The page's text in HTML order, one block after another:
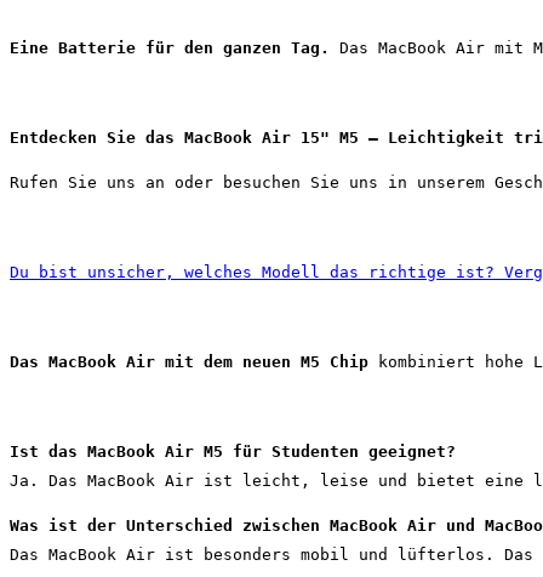
Eine Batterie für den ganzen Tag. Das MacBook Air
Entdecken Sie das MacBook Air 15" M5 – Leichtigkeit
Rufen Sie uns an oder besuchen Sie uns in unserem
Du bist unsicher, welches Modell das richtige ist?
Das MacBook Air mit dem neuen M5 Chip kombiniert hohe
Ist das MacBook Air M5 für Studenten geeignet?
Ja. Das MacBook Air ist leicht, leise und bietet eine
Was ist der Unterschied zwischen MacBook Air und
Das MacBook Air ist besonders mobil und lüfterlos.